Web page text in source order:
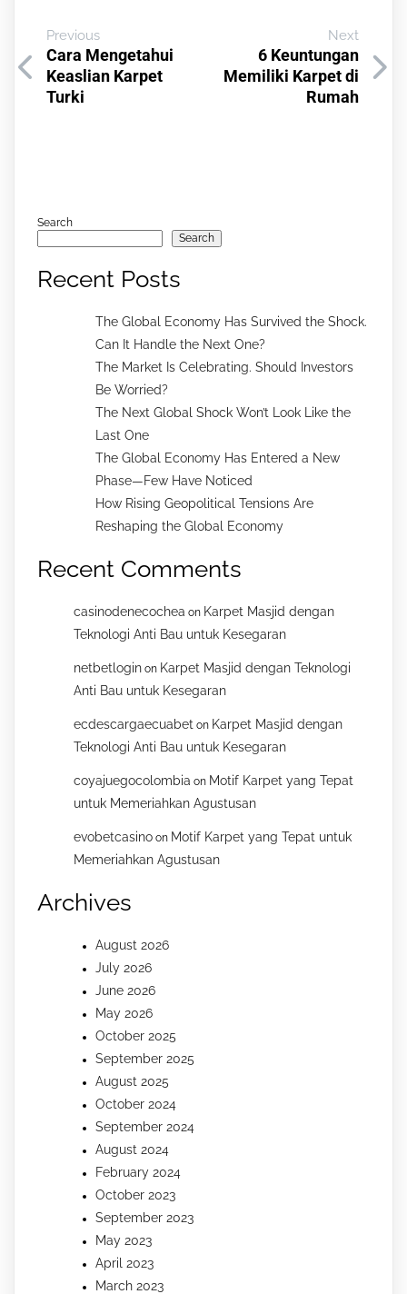
Previous
Cara Mengetahui
Keaslian Karpet
Turki
Next
6 Keuntungan
Memiliki Karpet di
Rumah
Search
Search
Recent Posts
The Global Economy Has Survived the Shock.
Can It Handle the Next One?
The Market Is Celebrating. Should Investors
Be Worried?
The Next Global Shock Won’t Look Like the
Last One
The Global Economy Has Entered a New
Phase—Few Have Noticed
How Rising Geopolitical Tensions Are
Reshaping the Global Economy
Recent Comments
casinodenecochea on Karpet Masjid dengan
Teknologi Anti Bau untuk Kesegaran
netbetlogin on Karpet Masjid dengan Teknologi
Anti Bau untuk Kesegaran
ecdescargaecuabet on Karpet Masjid dengan
Teknologi Anti Bau untuk Kesegaran
coyajuegocolombia on Motif Karpet yang Tepat
untuk Memeriahkan Agustusan
evobetcasino on Motif Karpet yang Tepat untuk
Memeriahkan Agustusan
Archives
August 2026
July 2026
June 2026
May 2026
October 2025
September 2025
August 2025
October 2024
September 2024
August 2024
February 2024
October 2023
September 2023
May 2023
April 2023
March 2023